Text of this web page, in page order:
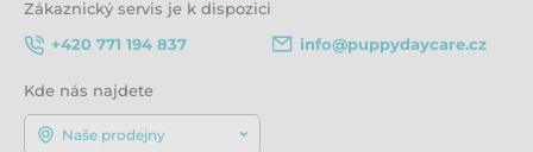
Zákaznický servis je k dispozici
+420 771 194 837
info@puppydaycare.cz
Kde nás najdete
Naše prodejny